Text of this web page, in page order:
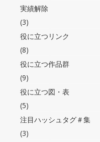
実績解除
(3)
役に立つリンク
(8)
役に立つ作品群
(9)
役に立つ図・表
(5)
注目ハッシュタグ＃集
(3)